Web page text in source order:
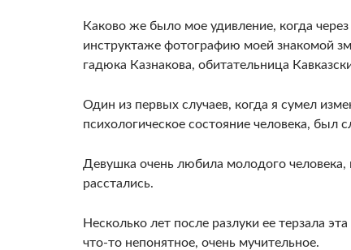
Каково же было мое удивление, когда
инструктаже фото­графию моей знакомой
гадюка Казнакова, обита­тельница
Один из первых случаев, когда я сумел
психологическое состояние человека, был
Девушка очень любила молодого
расстались.
Несколько лет после разлуки ее терзала
что-то непонятное, очень мучительное.